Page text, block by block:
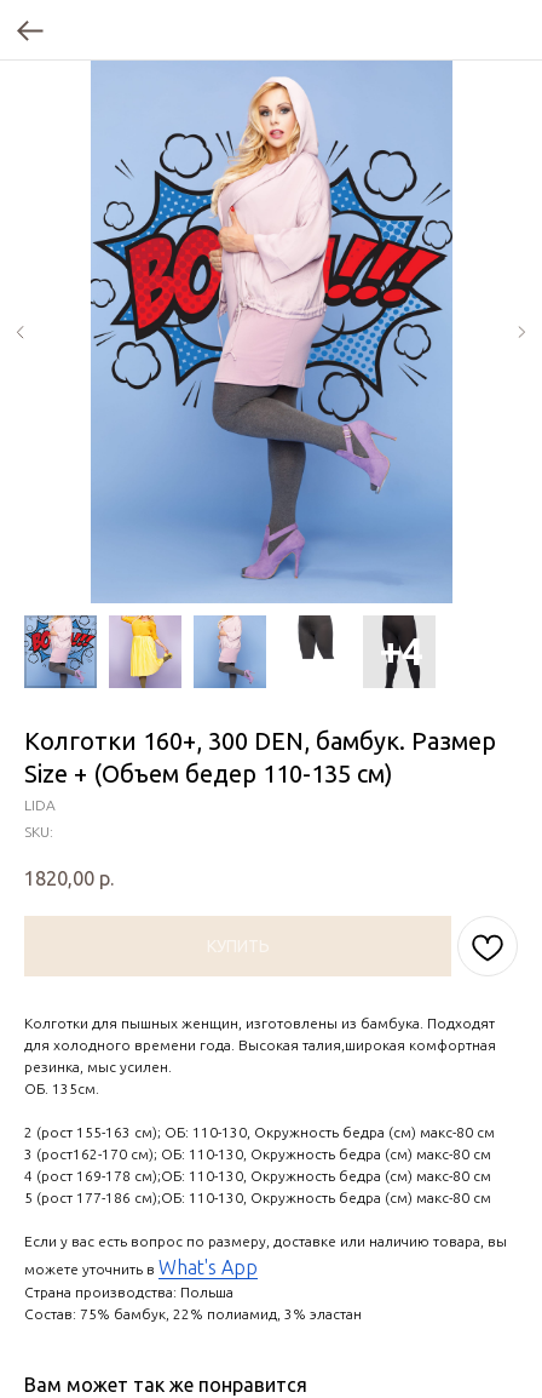
Колготки 160+, 300 DEN, бамбук. Размер
Size + (Объем бедер 110-135 см)
LIDA
SKU:
1820,00 р.
КУПИТЬ
Колготки для пышных женщин, изготовлены из бамбука. Подходят
для холодного времени года. Высокая талия,широкая комфортная
резинка, мыс усилен.
ОБ. 135см.
2 (рост 155-163 см); ОБ: 110-130, Окружность бедра (см) макс-80 см
3 (рост162-170 см); ОБ: 110-130, Окружность бедра (см) макс-80 см
4 (рост 169-178 см);ОБ: 110-130, Окружность бедра (см) макс-80 см
5 (рост 177-186 см);ОБ: 110-130, Окружность бедра (см) макс-80 см
Если у вас есть вопрос по размеру, доставке или наличию товара, вы
можете уточнить в What's App
Страна производства: Польша
Состав: 75% бамбук, 22% полиамид, 3% эластан
Вам может так же понравится